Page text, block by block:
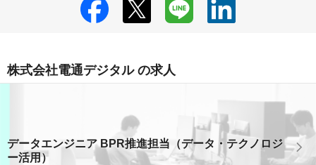
株式会社電通デジタル の求人
データエンジニア BPR推進担当（データ・テクノロジ
ー活用）